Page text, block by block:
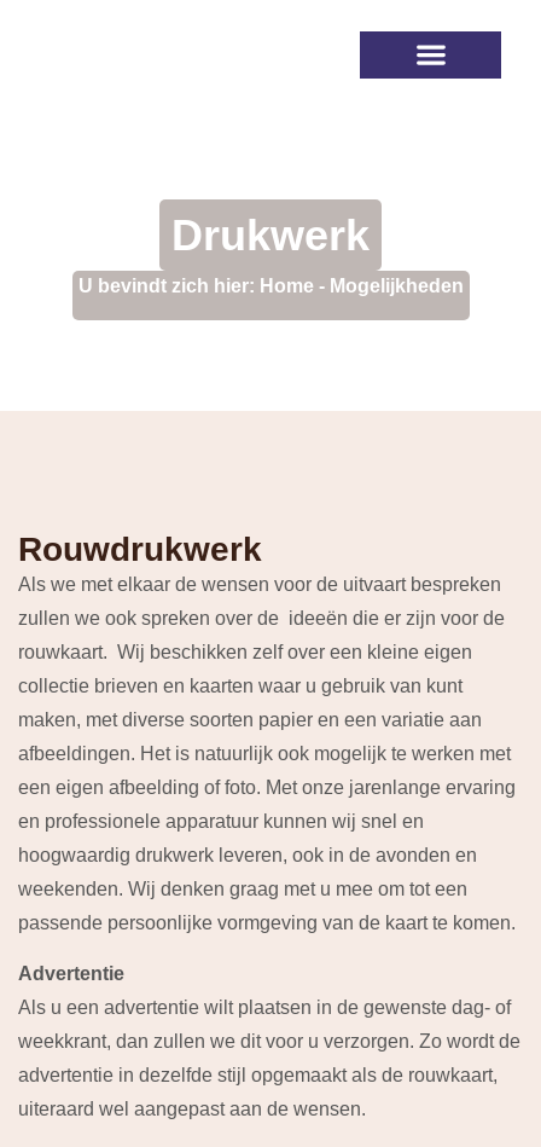
Drukwerk
U bevindt zich hier: Home - Mogelijkheden
Rouwdrukwerk
Als we met elkaar de wensen voor de uitvaart bespreken
zullen we ook spreken over de ideeën die er zijn voor de
rouwkaart. Wij beschikken zelf over een kleine eigen
collectie brieven en kaarten waar u gebruik van kunt
maken, met diverse soorten papier en een variatie aan
afbeeldingen. Het is natuurlijk ook mogelijk te werken met
een eigen afbeelding of foto. Met onze jarenlange ervaring
en professionele apparatuur kunnen wij snel en
hoogwaardig drukwerk leveren, ook in de avonden en
weekenden. Wij denken graag met u mee om tot een
passende persoonlijke vormgeving van de kaart te komen.
Advertentie
Als u een advertentie wilt plaatsen in de gewenste dag- of
weekkrant, dan zullen we dit voor u verzorgen. Zo wordt de
advertentie in dezelfde stijl opgemaakt als de rouwkaart,
uiteraard wel aangepast aan de wensen.